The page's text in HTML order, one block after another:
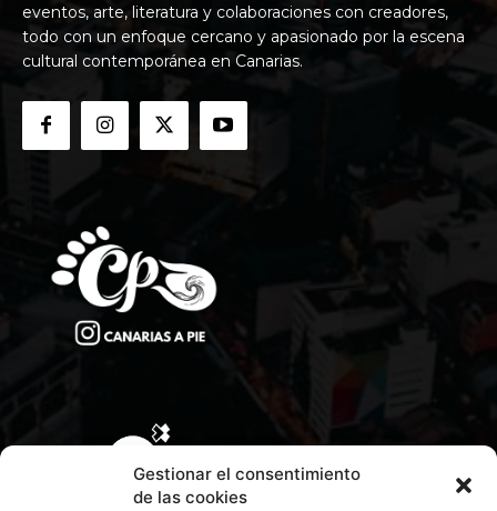
Gestionar el consentimiento
de las cookies
eventos, arte, literatura y colaboraciones con creadores,
todo con un enfoque cercano y apasionado por la escena
cultural contemporánea en Canarias.